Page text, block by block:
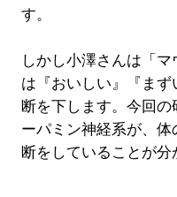
す。
しかし小澤さんは「
は『おいしい』『まず
断を下します。今回
ーパミン神経系が、体
断をしていることが分